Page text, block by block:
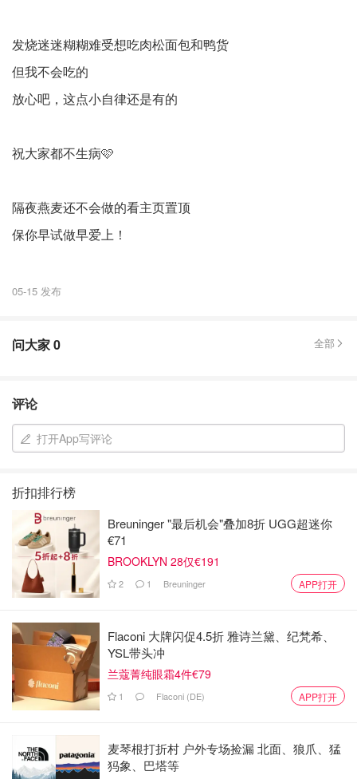
发烧迷迷糊糊难受想吃肉松面包和鸭货
但我不会吃的
放心吧，这点小自律还是有的
祝大家都不生病🩷
隔夜燕麦还不会做的看主页置顶
保你早试做早爱上！
05-15 发布
问大家0 全部
评论
打开App写评论
折扣排行榜
Breuninger "最后机会"叠加8折 UGG超迷你
€71
BROOKLYN 28仅€191
2 1 Breuninger APP打开
Flaconi 大牌闪促4.5折 雅诗兰黛、纪梵希、
YSL带头冲
兰蔻菁纯眼霜4件€79
1 Flaconi (DE) APP打开
麦琴根打折村 户外专场捡漏 北面、狼爪、猛
犸象、巴塔等